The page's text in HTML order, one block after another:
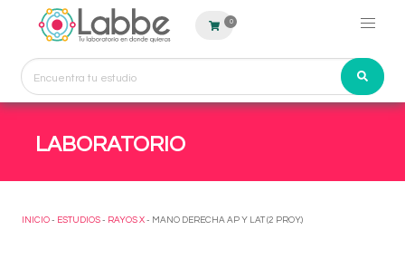
0
LABORATORIO
INICIO - ESTUDIOS - RAYOS X - MANO DERECHA AP Y LAT (2 PROY.)